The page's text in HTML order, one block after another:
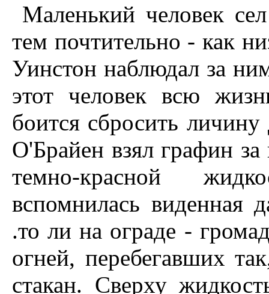
Маленький человек
тем почтительно - как
Уинстон наблюдал за
этот человек всю
боится сбросить
О'Брайен взял графин
темно-красной
вспомнилась виденная
.то ли на ограде -
огней, перебегавших
стакан. Сверху